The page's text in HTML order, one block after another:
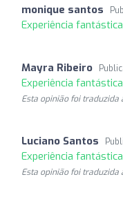
monique santos
Experiência
Mayra Ribeiro
Experiência
Esta opinião foi traduzida
Luciano Santos
Experiência
Esta opinião foi traduzida